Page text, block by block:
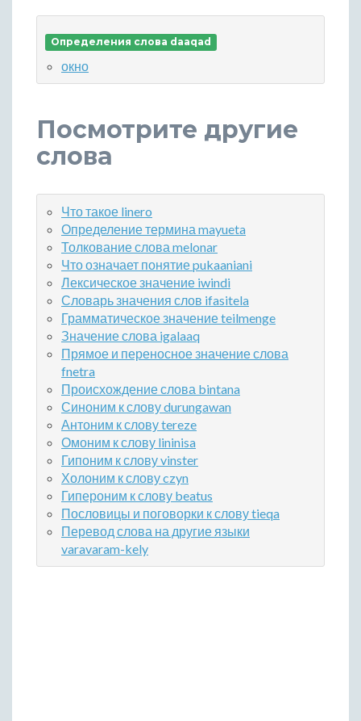
Определения слова daaqad
окно
Посмотрите другие
слова
Что такое linero
Определение термина mayueta
Толкование слова melonar
Что означает понятие pukaaniani
Лексическое значение iwindi
Словарь значения слов ifasitela
Грамматическое значение teilmenge
Значение слова igalaaq
Прямое и переносное значение слова
fnetra
Происхождение слова bintana
Синоним к слову durungawan
Антоним к слову tereze
Омоним к слову lininisa
Гипоним к слову vinster
Холоним к слову czyn
Гипероним к слову beatus
Пословицы и поговорки к слову tieqa
Перевод слова на другие языки
varavaram-kely